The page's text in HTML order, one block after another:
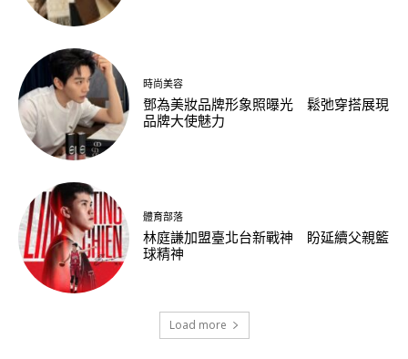
時尚美容
鄧為美妝品牌形象照曝光 鬆弛穿搭展現
品牌大使魅力
體育部落
林庭謙加盟臺北台新戰神 盼延續父親籃
球精神
Load more